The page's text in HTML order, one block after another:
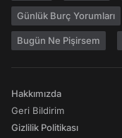
Günlük Burç Yorumları
Bugün Ne Pişirsem
Hakkımızda
Geri Bildirim
Gizlilik Politikası